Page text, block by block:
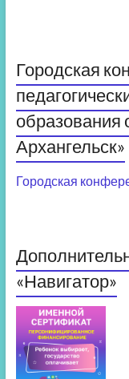
Городская
образования
Архангельск»
Городская
«Навигатор»